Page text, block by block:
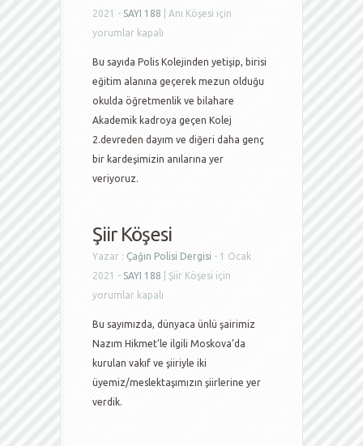
2021 - SAYI 188
Anı Köşesi için
yorumlar kapalı
Bu sayıda Polis Kolejinden yetişip, birisi
eğitim alanına geçerek mezun olduğu
okulda öğretmenlik ve bilahare
Akademik kadroya geçen Kolej
2.devreden dayım ve diğeri daha genç
bir kardeşimizin anılarına yer
veriyoruz.
Şiir Köşesi
Yazar : Çağın Polisi Dergisi - 1 Ocak
2021 - SAYI 188
Şiir Köşesi için
yorumlar kapalı
Bu sayımızda, dünyaca ünlü şairimiz
Nazım Hikmet’le ilgili Moskova’da
kurulan vakıf ve şiiriyle iki
üyemiz/meslektaşımızın şiirlerine yer
verdik.